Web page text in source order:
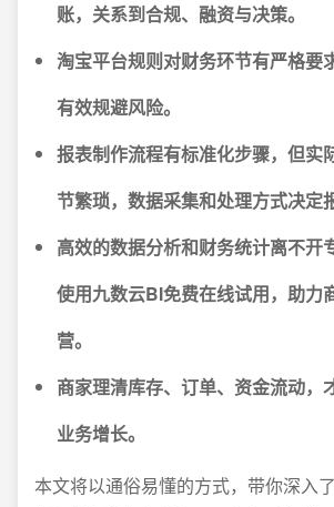
账，关系到合规、融资与决策。
淘宝平台规则对财务环节有严格要
有效规避风险。
报表制作流程有标准化步骤，但实
节繁琐，数据采集和处理方式决定
高效的数据分析和财务统计离不开
使用九数云BI免费在线试用，助力
营。
商家理清库存、订单、资金流动，
业务增长。
本文将以通俗易懂的方式，带你深入